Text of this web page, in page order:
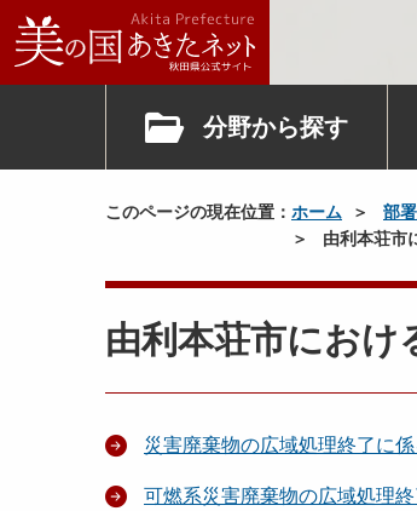
分野から探す
このページの現在位置： ホーム 部
由利本荘市
由利本荘市におけ
災害廃棄物の広域処理終了に
可燃系災害廃棄物の広域処理